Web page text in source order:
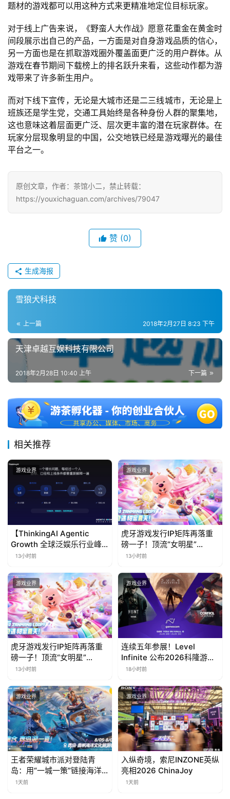
茶
对
接
会
上
海
站
文
中
题材的游戏都可以用这种方式来更精准地定位目标玩家。
对于线上广告来说，《野蛮人大作战》愿意花重金在黄金时
间段展示出自己的产品，一方面是对自身游戏品质的信心，
另一方面也是在抓取游戏圈外覆盖面更广泛的用户群体。从
游戏在春节期间下载榜上的排名跃升来看，这些动作都为游
戏带来了许多新生用户。
而对下线下宣传，无论是大城市还是二三线城市，无论是上
班族还是学生党，交通工具始终是各种身份人群的聚集地，
这也意味这着层面更广泛、层次更丰富的潜在玩家群体。在
玩家分层现象明显的中国，公交地铁已经是游戏曝光的最佳
平台之一。
原创文章，作者：茶馆小二，禁止转载：
https://youxichaguan.com/archives/79047
赞 (0)
生成海报
雪狼犬科技
上一篇 2018年2月27日 8:23 下午
天津卓越互娱科技有限公司
下一篇
2018年2月28日 10:40 上午
相关推荐
游戏业界
【ThinkingAI Agentic
Growth 全球泛娱乐行业峰
会】Agent 时代，人到底负
13小时前
游戏业界
虎牙游戏发行IP矩阵再落重
磅一子！顶流“女明星”
ZANMANG LOOPY 正版3D
曝光
13小时前
游戏业界
虎牙游戏发行IP矩阵再落重
磅一子！顶流“女明星”
ZANMANG LOOPY 正版3D
曝光
13小时前
游戏业界
连续五年参展！Level
Infinite 公布2026科隆游戏
展产品阵容
18小时前
游戏业界
王者荣耀城市派对登陆青
岛：用“一城一策”链接海洋
场景，以双向奔赴带动夏日
1天前
游戏业界
入纵奇境，索尼INZONE英纵
亮相2026 ChinaJoy
1天前